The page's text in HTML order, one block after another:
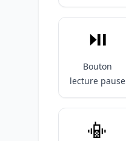
⏯️
Bouton
lecture pause
📳